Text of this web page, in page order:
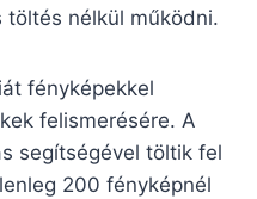
töltés nélkül működni.
fényképekkel
felismerésére. A
segítségével töltik fel
200 fényképnél